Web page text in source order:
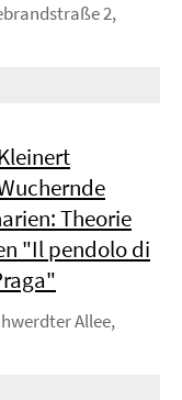
2,
Theorie
"Il pendolo di
Allee,